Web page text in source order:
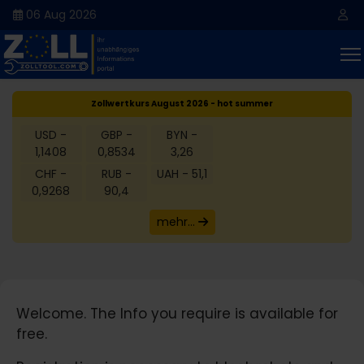
06 Aug 2026
Zollwertkurs August 2026 - hot summer
USD -
1,1408
CHF -
0,9268
GBP -
0,8534
RUB -
90,4
BYN -
3,26
UAH - 51,1
mehr...
Welcome. The Info you require is available for
free.